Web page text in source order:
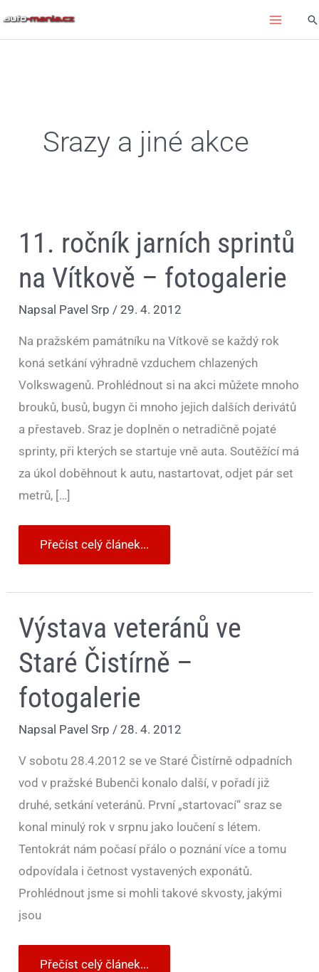
Srazy a jiné akce
11. ročník jarních sprintů
na Vítkově – fotogalerie
Napsal Pavel Srp/29. 4. 2012
Na pražském památníku na Vítkově se každý rok
koná setkání výhradně vzduchem chlazených
Volkswagenů. Prohlédnout si na akci můžete mnoho
brouků, busů, bugyn či mnoho jejich dalších derivátů
a přestaveb. Sraz je doplněn o netradičně pojaté
sprinty, při kterých se startuje vně auta. Soutěžící má
za úkol doběhnout k autu, nastartovat, odjet pár set
metrů, […]
11.
ročník
jarních
sprintů
na
Vítkově
fotogalerie
Přečíst celý článek...
Výstava veteránů ve
Staré Čistírně –
fotogalerie
Napsal Pavel Srp/28. 4. 2012
V sobotu 28.4.2012 se ve Staré Čistírně odpadních
vod v pražské Bubenči konalo další, v pořadí již
druhé, setkání veteránů. První „startovací“ sraz se
konal minulý rok v srpnu jako loučení s létem.
Tentokrát nám počasí přálo o poznání více a tomu
odpovídala i četnost vystavených exponátů.
Prohlédnout jsme si mohli takové skvosty, jakými
jsou
Výstava
veteránů
ve
Čistírně
–
fotogalerie
Přečíst celý článek...